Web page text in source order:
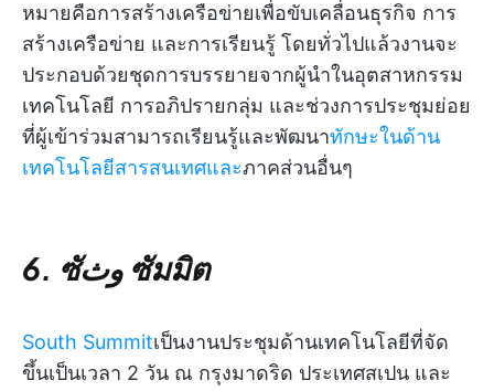
หมายคือการสร้างเครือข่ายเพื่อขับเคลื่อนธุรกิจ การ
สร้างเครือข่าย และการเรียนรู้ โดยทั่วไปแล้วงานจะ
ประกอบด้วยชุดการบรรยายจากผู้นำในอุตสาหกรรม
เทคโนโลยี การอภิปรายกลุ่ม และช่วงการประชุมย่อย
ที่ผู้เข้าร่วมสามารถเรียนรู้และพัฒนาทักษะในด้าน
เทคโนโลยีสารสนเทศและภาคส่วนอื่นๆ
6. ซัوث ซัมมิต
South Summitเป็นงานประชุมด้านเทคโนโลยีที่จัด
ขึ้นเป็นเวลา 2 วัน ณ กรุงมาดริด ประเทศสเปน และ